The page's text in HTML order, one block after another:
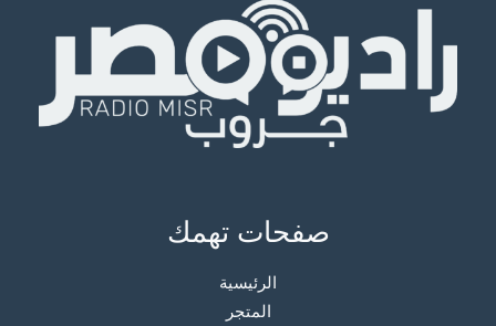
صفحات تهمك
الرئيسية
المتجر